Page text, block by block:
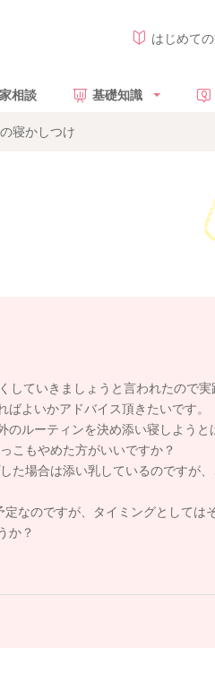
はじめて
相談 基礎知識
寝かしつけ
していきましょうと言われたので
よいかアドバイス頂きたいです。
ルーティンを決め添い寝しようと
こもやめた方がいいですか？
た場合は添い乳しているのですが
なのですが、タイミングとしては
か？